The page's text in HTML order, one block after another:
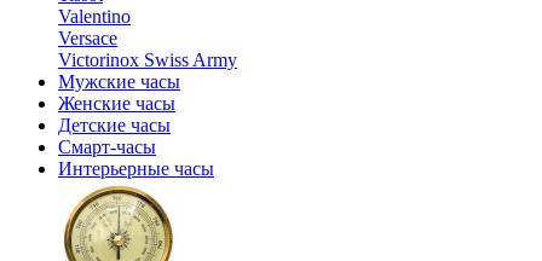
Valentino
Versace
Victorinox Swiss Army
Мужские часы
Женские часы
Детские часы
Смарт-часы
Интерьерные часы